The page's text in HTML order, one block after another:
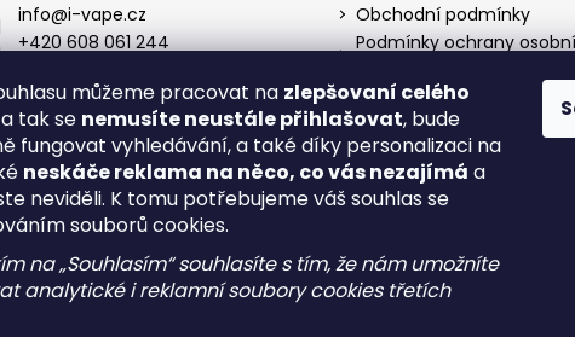
můžeme pracovat na zlepšovaní celého
tak se nemusíte neustále přihlašovat, bude
fungovat vyhledávání, a také díky personalizaci na
neskáče reklama na něco, co vás nezajímá a
neviděli. K tomu potřebujeme váš souhlas se
souborů cookies.
na „Souhlasím“ souhlasíte s tím, že nám umožníte
analytické i reklamní soubory cookies třetích
info@i-vape.cz
+420 608 061 244
Obchodní podmínky
Podmínky ochrany
O nás
Doprava a platba
Zrušení objednávky
Reklamace a vrácení zboží
Spotřební daň